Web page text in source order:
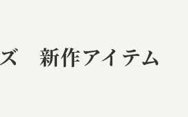
新作アイテム